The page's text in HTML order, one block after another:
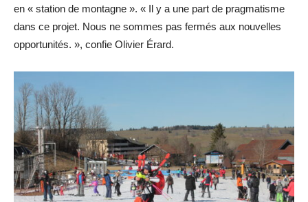
en « station de montagne ». « Il y a une part de pragmatisme
dans ce projet. Nous ne sommes pas fermés aux nouvelles
opportunités. », confie Olivier Érard.